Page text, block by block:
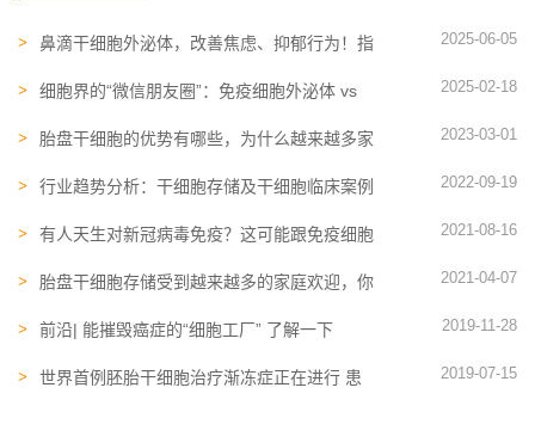
鼻滴干细胞外泌体，改善焦虑、抑郁行为！指
2025-06-05
细胞界的“微信朋友圈”：免疫细胞外泌体 vs
2025-02-18
胎盘干细胞的优势有哪些，为什么越来越多家
2023-03-01
行业趋势分析：干细胞存储及干细胞临床案例
2022-09-19
有人天生对新冠病毒免疫？这可能跟免疫细胞
2021-08-16
胎盘干细胞存储受到越来越多的家庭欢迎，你
2021-04-07
前沿| 能摧毁癌症的“细胞工厂” 了解一下 2019-11-28
世界首例胚胎干细胞治疗渐冻症正在进行 患
2019-07-15